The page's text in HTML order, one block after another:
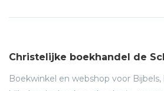
Christelijke boekhandel de
Boekwinkel en webshop voor Bijbels,